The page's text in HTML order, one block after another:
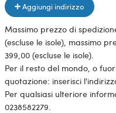
Aggiungi indirizzo
Massimo prezzo di
(escluse le isole), massimo
399,00 (escluse le isole).
Per il resto del mondo, o
quotazione: inserisci
Per qualsiasi ulteriore
0238582279.